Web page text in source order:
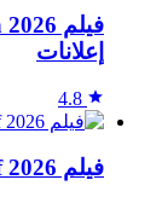
إعلانات
4.8
فيلم The Gentleman Thief 2026 مترجم اون لاين